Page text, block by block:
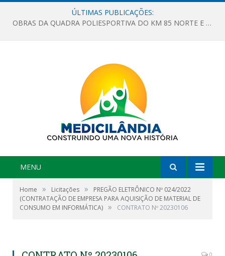
ÚLTIMAS PUBLICAÇÕES:
OBRAS DA QUADRA POLIESPORTIVA DO KM 85 NORTE E DA ESCOLA GASPAR VIANA AVANÇAM
MENU
Home » Licitações »
PREGÃO ELETRÔNICO Nº 024/2022
(CONTRATAÇÃO DE EMPRESA PARA AQUISIÇÃO DE MATERIAL DE
CONSUMO EM INFORMÁTICA) » CONTRATO Nº 20230106
0